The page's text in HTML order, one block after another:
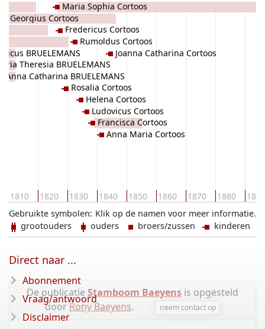
1810 1820 1830 1840 1850 1860 1870 1880 1890
Georgius Cortoos
BRUELEMANS
Theresia BRUELEMANS
Anna Catharina BRUELEMANS
Maria Sophia Cortoos
Fredericus Cortoos
Rosalia Cortoos
Rumoldus Cortoos
Helena Cortoos
Ludovicus Cortoos
Francisca Cortoos
Anna Maria Cortoos
Joanna Catharina Cortoos
Klik op de namen voor meer informatie.
Gebruikte symbolen:
grootouders
ouders broers/zussen kinderen
De publicatie Stamboom Baeyens is opgesteld
doorRony Baeyens. neem contact op
Direct naar ...
Abonnement
Vraag/antwoord
Disclaimer